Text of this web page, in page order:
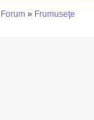
Forum » Frumuseţe